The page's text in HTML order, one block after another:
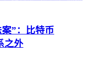
”：比特币
之外